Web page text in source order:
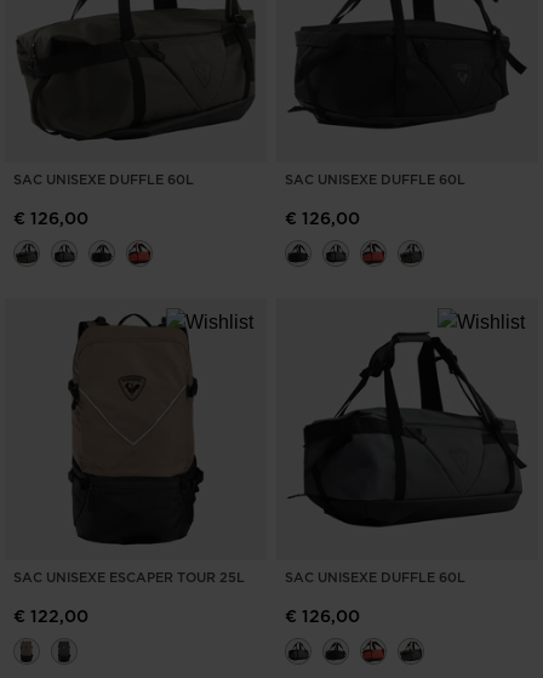
SAC UNISEXE DUFFLE 60L
€ 126,00
SAC UNISEXE DUFFLE 60L
€ 126,00
SAC UNISEXE ESCAPER TOUR 25L
€ 122,00
SAC UNISEXE DUFFLE 60L
€ 126,00